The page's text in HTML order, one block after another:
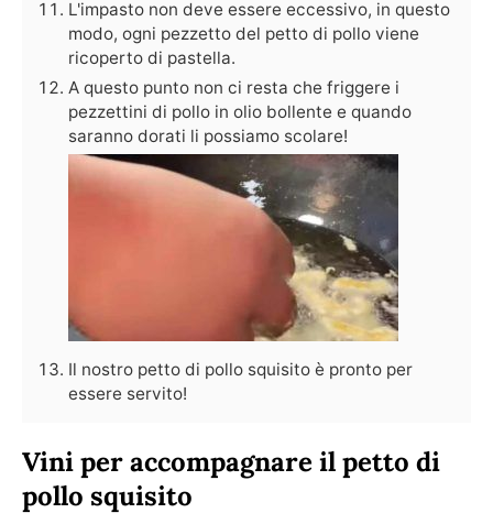
L'impasto non deve essere eccessivo, in questo
modo, ogni pezzetto del petto di pollo viene
ricoperto di pastella.
A questo punto non ci resta che friggere i
pezzettini di pollo in olio bollente e quando
saranno dorati li possiamo scolare!
Il nostro petto di pollo squisito è pronto per
essere servito!
Vini per accompagnare il petto di
pollo squisito